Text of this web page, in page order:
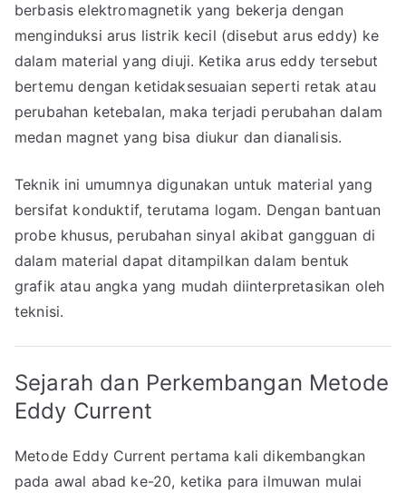
berbasis elektromagnetik yang bekerja dengan
menginduksi arus listrik kecil (disebut arus eddy) ke
dalam material yang diuji. Ketika arus eddy tersebut
bertemu dengan ketidaksesuaian seperti retak atau
perubahan ketebalan, maka terjadi perubahan dalam
medan magnet yang bisa diukur dan dianalisis.
Teknik ini umumnya digunakan untuk material yang
bersifat konduktif, terutama logam. Dengan bantuan
probe khusus, perubahan sinyal akibat gangguan di
dalam material dapat ditampilkan dalam bentuk
grafik atau angka yang mudah diinterpretasikan oleh
teknisi.
Sejarah dan Perkembangan Metode
Eddy Current
Metode Eddy Current pertama kali dikembangkan
pada awal abad ke-20, ketika para ilmuwan mulai